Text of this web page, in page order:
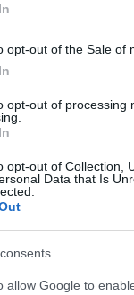
opt-out of the Sale of
opt-out of processing
opt-out of Collection,
Data that Is
allow Google to